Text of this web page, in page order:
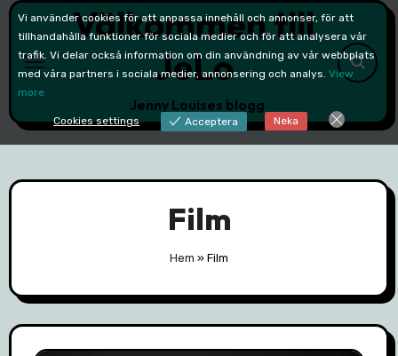
Skip
content
Välkommen till
JeLo
Jenny Louises blogg
Film
Hem » Film
Vi använder cookies för att anpassa innehåll och annonser, för att
tillhandahålla funktioner för sociala medier och för att analysera vår
trafik. Vi delar också information om din användning av vår webbplats
med våra partners i sociala medier, annonsering och analys. View
more
Cookies settings Acceptera Neka